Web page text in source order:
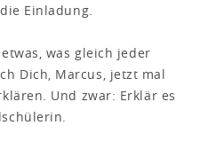
Einladung.
was gleich jeder
Dich, Marcus, jetzt mal
Und zwar: Erklär es